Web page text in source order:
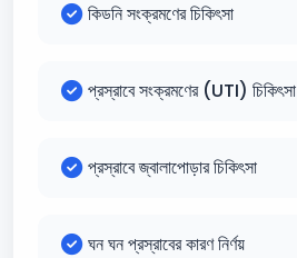
কিডনি সংক্রমণের চিকিৎসা
প্রস্রাবে সংক্রমণের (UTI) চিকিৎসা
প্রস্রাবে জ্বালাপোড়ার চিকিৎসা
ঘন ঘন প্রস্রাবের কারণ নির্ণয়